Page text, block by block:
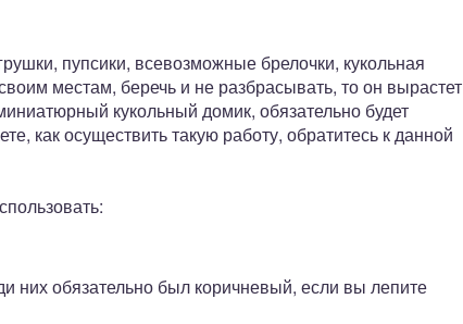
пупсики, всевозможные брелочки, кукольная
местам, беречь и не разбрасывать, то он вырастет
кукольный домик, обязательно будет
как осуществить такую работу, обратитесь к данной
них обязательно был коричневый, если вы лепите